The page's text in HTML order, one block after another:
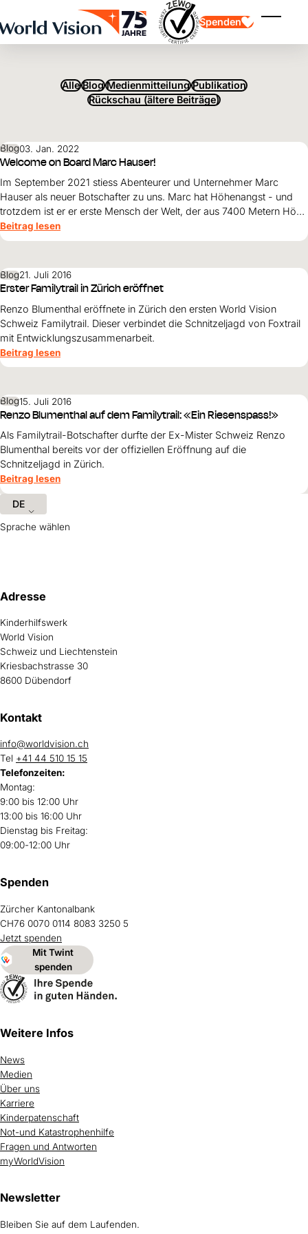
Spenden
Kinderpatenschaft
Kinderpatenschaft
Freie Spende
Geschenkspende
Patenschaft für Kinder in Not
Thematische Spende
Testament und Legat
Erdbeben Venezuela
Hilfe für Sudan
Hilfe für Afghanistan
Alle Nothilfe-Projekte
Schwerpunkte
Partner
Einsatzgebiete
Wirkung und Erfolge
Mittelverwendung
Afrika
Asien
Naher Osten und Europa
SCHLAGWORT:
BOTSCHAFTER
Alle Blog Medienmitteilung Publikation
Rückschau (ältere Beiträge)
Blog03. Jan. 2022
Welcome on Board Marc Hauser!
Im September 2021 stiess Abenteurer und Unternehmer Marc
Hauser als neuer Botschafter zu uns. Marc hat Höhenangst - und
trotzdem ist er er erste Mensch der Welt, der aus 7400 Metern Höhe
in den Jetstream gesprungen ist. Dies brachte ihn auf interessante
neue Ideen.
Beitrag lesen
Blog21. Juli 2016
Erster Familytrail in Zürich eröffnet
Renzo Blumenthal eröffnete in Zürich den ersten World Vision
Schweiz Familytrail. Dieser verbindet die Schnitzeljagd von Foxtrail
mit Entwicklungszusammenarbeit.
Beitrag lesen
Blog15. Juli 2016
Renzo Blumenthal auf dem Familytrail: «Ein Riesenspass!»
Als Familytrail-Botschafter durfte der Ex-Mister Schweiz Renzo
Blumenthal bereits vor der offiziellen Eröffnung auf die
Schnitzeljagd in Zürich.
Beitrag lesen
Adresse
Kinderhilfswerk
World Vision
Schweiz und Liechtenstein
Kriesbachstrasse 30
8600 Dübendorf
Kontakt
info@worldvision.ch
Tel +41 44 510 15 15
Telefonzeiten:
Montag:
9:00 bis 12:00 Uhr
13:00 bis 16:00 Uhr
Dienstag bis Freitag:
09:00-12:00 Uhr
Spenden
Zürcher Kantonalbank
CH76 0070 0114 8083 3250 5
Jetzt spenden
Mit Twint
spenden
Weitere Infos
News
Medien
Über uns
Karriere
Kinderpatenschaft
Not-und Katastrophenhilfe
Fragen und Antworten
myWorldVision
Newsletter
Bleiben Sie auf dem Laufenden.
DE
Sprache wählen